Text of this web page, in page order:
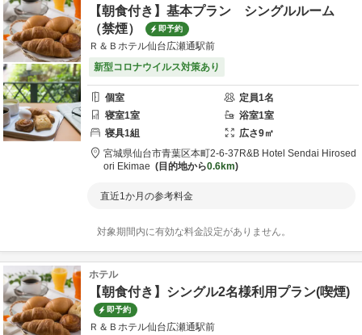
【朝食付き】基本プラン シングルルーム
（禁煙）
即予約
Ｒ＆Ｂホテル仙台広瀬通駅前
新型コロナウイルス対策あり
個室 定員1名
寝室1室 浴室1室
寝具1組 広さ9㎡
宮城県仙台市青葉区本町2-6-37 R&B Hotel Sendai Hirosed
ori Ekimae
目的地から0.6km
直近1か月の参考料金
対象期間内に有効な料金設定がありません。
ホテル
【朝食付き】シングル2名様利用プラン(喫煙)
即予約
Ｒ＆Ｂホテル仙台広瀬通駅前